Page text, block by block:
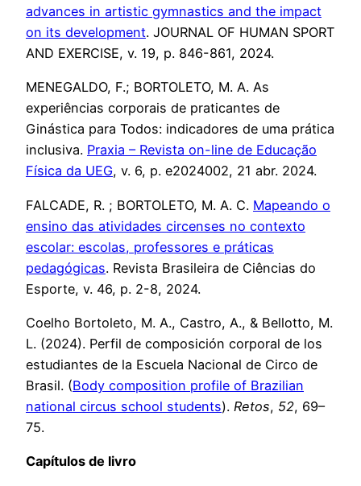
advances in artistic gymnastics and the impact
on its development. JOURNAL OF HUMAN SPORT
AND EXERCISE, v. 19, p. 846-861, 2024.
MENEGALDO, F.; BORTOLETO, M. A. As
experiências corporais de praticantes de
Ginástica para Todos: indicadores de uma prática
inclusiva. Praxia – Revista on-line de Educação
Física da UEG, v. 6, p. e2024002, 21 abr. 2024.
FALCADE, R. ; BORTOLETO, M. A. C. Mapeando o
ensino das atividades circenses no contexto
escolar: escolas, professores e práticas
pedagógicas. Revista Brasileira de Ciências do
Esporte, v. 46, p. 2-8, 2024.
Coelho Bortoleto, M. A., Castro, A., & Bellotto, M.
L. (2024). Perfil de composición corporal de los
estudiantes de la Escuela Nacional de Circo de
Brasil. (Body composition profile of Brazilian
national circus school students). Retos, 52, 69–
75.
Capítulos de livro